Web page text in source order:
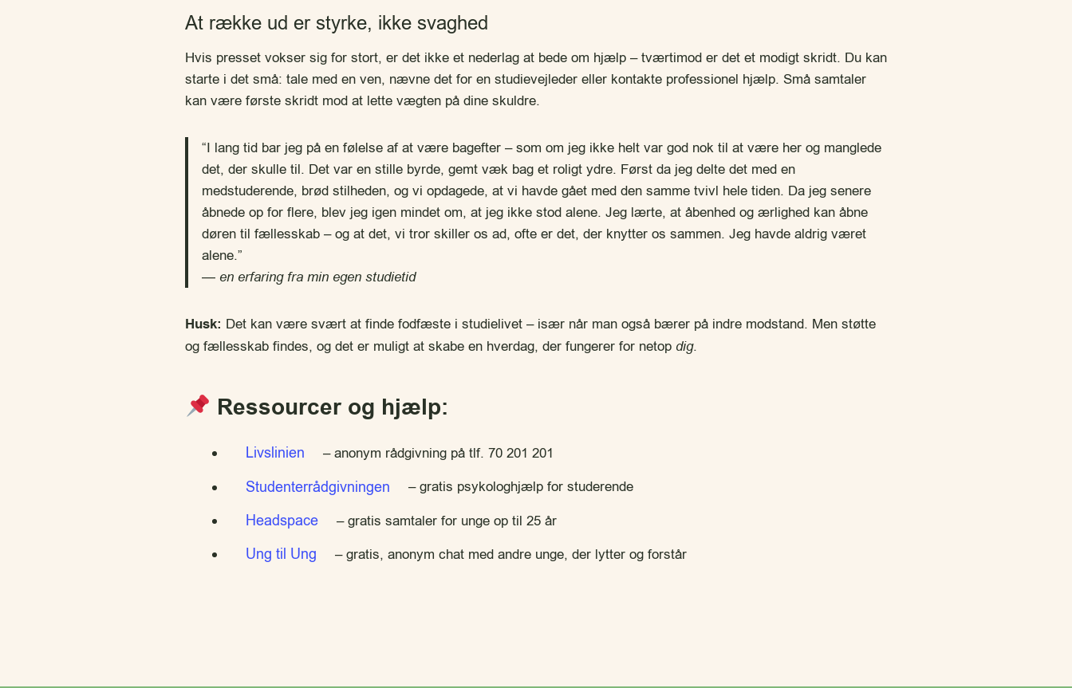
At række ud er styrke, ikke svaghed
Hvis presset vokser sig for stort, er det ikke et nederlag at bede om hjælp – tværtimod er det et modigt skridt. Du kan
starte i det små: tale med en ven, nævne det for en studievejleder eller kontakte professionel hjælp. Små samtaler
kan være første skridt mod at lette vægten på dine skuldre.
“I lang tid bar jeg på en følelse af at være bagefter – som om jeg ikke helt var god nok til at være her og manglede
det, der skulle til. Det var en stille byrde, gemt væk bag et roligt ydre. Først da jeg delte det med en
medstuderende, brød stilheden, og vi opdagede, at vi havde gået med den samme tvivl hele tiden. Da jeg senere
åbnede op for flere, blev jeg igen mindet om, at jeg ikke stod alene. Jeg lærte, at åbenhed og ærlighed kan åbne
døren til fællesskab – og at det, vi tror skiller os ad, ofte er det, der knytter os sammen. Jeg havde aldrig været
alene.”
— en erfaring fra min egen studietid
Husk: Det kan være svært at finde fodfæste i studielivet – især når man også bærer på indre modstand. Men støtte
og fællesskab findes, og det er muligt at skabe en hverdag, der fungerer for netop dig.
Ressourcer og hjælp:
Livslinien – anonym rådgivning på tlf. 70 201 201
Studenterrådgivningen – gratis psykologhjælp for studerende
Headspace – gratis samtaler for unge op til 25 år
Ung til Ung – gratis, anonym chat med andre unge, der lytter og forstår